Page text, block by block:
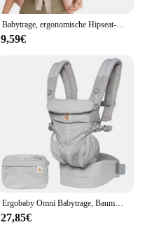
Babytrage, ergonomische Hipseat-Trage, nach vorne gerichtet, Känguru-Baby-Tragetuch, Säuglingstrage, Säuglings-Hüftseat, Taille, Babyausrüstung
9,59€
Ergobaby Omni Babytrage, Baumwolle, atmungsaktiv, ergonomisch, Rucksäcke, Halter, Schulter, Taillengürtel, Schlinge, Hosenträger, 360°
27,85€